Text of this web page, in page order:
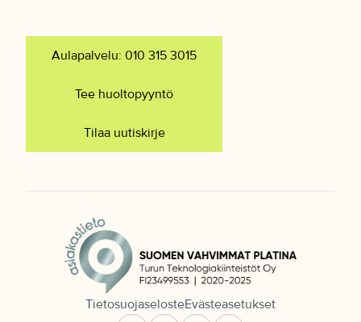
Aulapalvelu: 010 315 3015
Tee huoltopyyntö
Tilaa uutiskirje
TietosuojaselosteEvästeasetukset